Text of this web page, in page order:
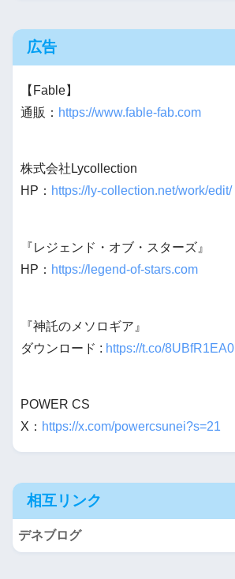
広告
【Fable】
通販： https://www.fable-fab.com
株式会社Lycollection
HP： https://ly-collection.net/work/edit/
『レジェンド・オブ・スターズ』
HP： https://legend-of-stars.com
『神託のメソロギア』
ダウンロード : https://t.co/8UBfR1EA0I
POWER CS
X： https://x.com/powercsunei?s=21
相互リンク
デネブログ